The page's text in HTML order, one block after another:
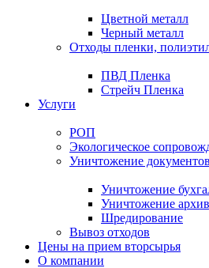
Цветной металл
Черный металл
Отходы пленки,
ПВД Пленка
Стрейч Пленка
Услуги
РОП
Экологическое
Уничтожение документов
Уничтожение
Уничтожение
Шредирование
Вывоз отходов
Цены на прием вторсырья
О компании